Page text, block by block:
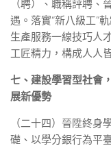
（聘）、職稱評聘、
遇。落實“新八級工”
生產服務一線技巧人
工匠精力，構成人人
七、建設學習型社會
展新優勢
（二十四）晉陞終身
礎、以學分銀行為平